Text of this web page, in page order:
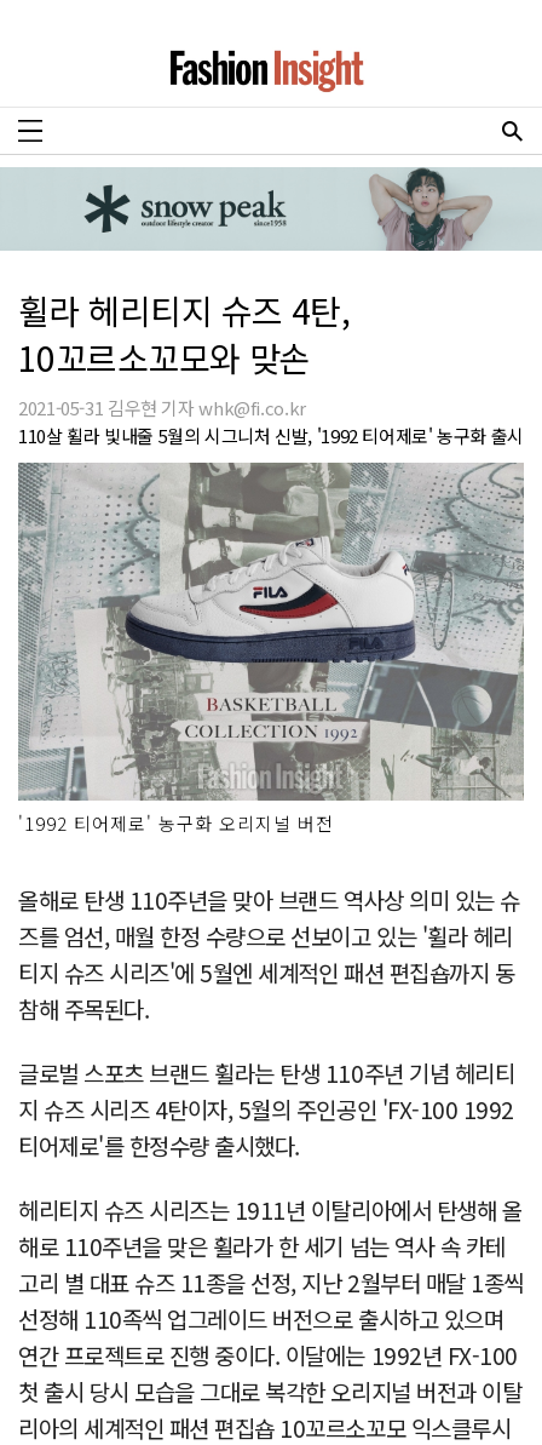
휠라 헤리티지 슈즈 4탄,
10꼬르소꼬모와 맞손
2021-05-31 김우현 기자 whk@fi.co.kr
110살 휠라 빛내줄 5월의 시그니처 신발, '1992 티어제로' 농구화 출시
'1992 티어제로' 농구화 오리지널 버전
올해로 탄생 110주년을 맞아 브랜드 역사상 의미 있는 슈
즈를 엄선, 매월 한정 수량으로 선보이고 있는 '휠라 헤리
티지 슈즈 시리즈'에 5월엔 세계적인 패션 편집숍까지 동
참해 주목된다.
글로벌 스포츠 브랜드 휠라는 탄생 110주년 기념 헤리티
지 슈즈 시리즈 4탄이자, 5월의 주인공인 'FX-100 1992
티어제로'를 한정수량 출시했다.
헤리티지 슈즈 시리즈는 1911년 이탈리아에서 탄생해 올
해로 110주년을 맞은 휠라가 한 세기 넘는 역사 속 카테
고리 별 대표 슈즈 11종을 선정, 지난 2월부터 매달 1종씩
선정해 110족씩 업그레이드 버전으로 출시하고 있으며
연간 프로젝트로 진행 중이다. 이달에는 1992년 FX-100
첫 출시 당시 모습을 그대로 복각한 오리지널 버전과 이탈
리아의 세계적인 패션 편집숍 10꼬르소꼬모 익스클루시